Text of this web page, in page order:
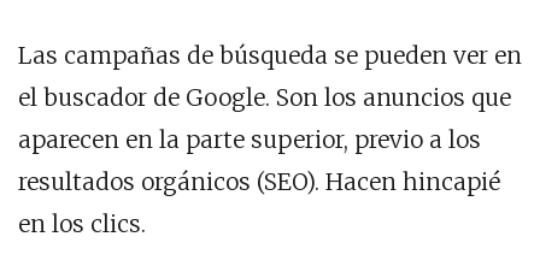
Las campañas de búsqueda se pueden ver en
el buscador de Google. Son los anuncios que
aparecen en la parte superior, previo a los
resultados orgánicos (SEO). Hacen hincapié
en los clics.